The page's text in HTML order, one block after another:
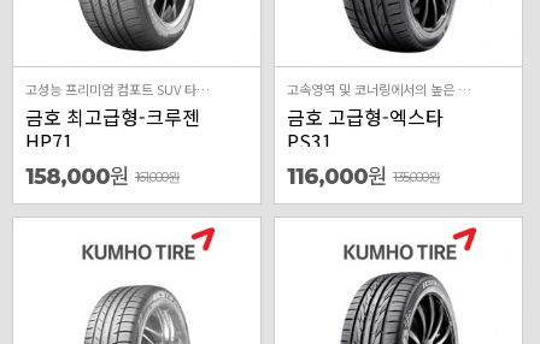
고성능 프리미엄 컴포트 SUV 타이어 승차감, 정숙성, 핸들링 우수
금호 최고급형-크루젠
HP71
158,000원 161,000원
고속영역 및 코너링에서의 높은 밸런스 성능,젖은 노면에서의 성능을 강화한 타이어
금호 고급형-엑스타
PS31
116,000원 135,000원